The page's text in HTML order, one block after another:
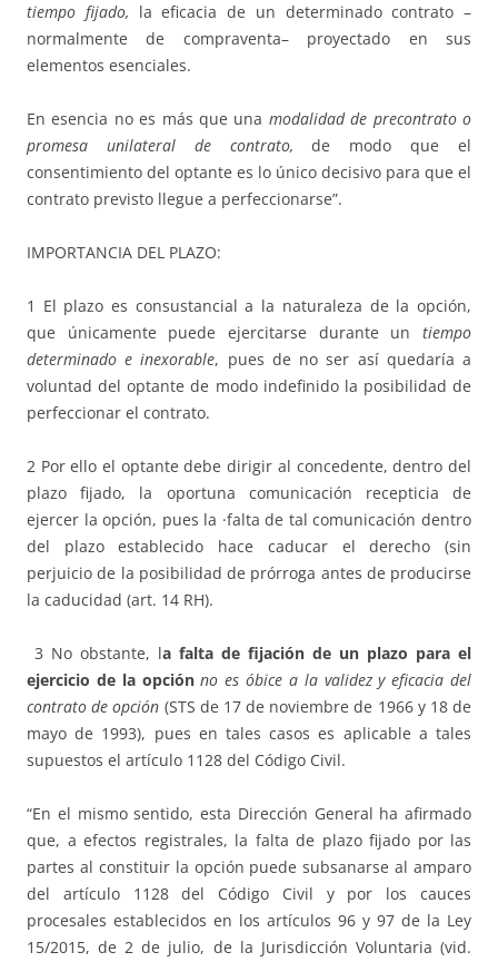
tiempo fijado, la eficacia de un determinado contrato –
normalmente de compraventa– proyectado en sus
elementos esenciales.
En esencia no es más que una modalidad de precontrato o
promesa unilateral de contrato, de modo que el
consentimiento del optante es lo único decisivo para que el
contrato previsto llegue a perfeccionarse”.
IMPORTANCIA DEL PLAZO:
1 El plazo es consustancial a la naturaleza de la opción,
que únicamente puede ejercitarse durante un tiempo
determinado e inexorable, pues de no ser así quedaría a
voluntad del optante de modo indefinido la posibilidad de
perfeccionar el contrato.
2 Por ello el optante debe dirigir al concedente, dentro del
plazo fijado, la oportuna comunicación recepticia de
ejercer la opción, pues la ·falta de tal comunicación dentro
del plazo establecido hace caducar el derecho (sin
perjuicio de la posibilidad de prórroga antes de producirse
la caducidad (art. 14 RH).
3 No obstante, la falta de fijación de un plazo para el
ejercicio de la opciónno es óbice a la validez y eficacia del
contrato de opción (STS de 17 de noviembre de 1966 y 18 de
mayo de 1993), pues en tales casos es aplicable a tales
supuestos el artículo 1128 del Código Civil.
“En el mismo sentido, esta Dirección General ha afirmado
que, a efectos registrales, la falta de plazo fijado por las
partes al constituir la opción puede subsanarse al amparo
del artículo 1128 del Código Civil y por los cauces
procesales establecidos en los artículos 96 y 97 de la Ley
15/2015, de 2 de julio, de la Jurisdicción Voluntaria (vid.